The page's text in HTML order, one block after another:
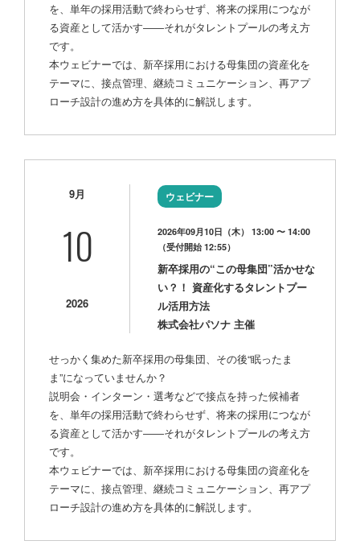
を、単年の採用活動で終わらせず、将来の採用につなが
る資産として活かす――それがタレントプールの考え方
です。
本ウェビナーでは、新卒採用における母集団の資産化を
テーマに、接点管理、継続コミュニケーション、再アプ
ローチ設計の進め方を具体的に解説します。
9月
10
2026
ウェビナー
2026年09月10日（木） 13:00 〜 14:00
（受付開始 12:55）
新卒採用の“この母集団”活かせな
い？！ 資産化するタレントプー
ル活用方法
株式会社パソナ 主催
せっかく集めた新卒採用の母集団、その後“眠ったま
ま”になっていませんか？
説明会・インターン・選考などで接点を持った候補者
を、単年の採用活動で終わらせず、将来の採用につなが
る資産として活かす――それがタレントプールの考え方
です。
本ウェビナーでは、新卒採用における母集団の資産化を
テーマに、接点管理、継続コミュニケーション、再アプ
ローチ設計の進め方を具体的に解説します。